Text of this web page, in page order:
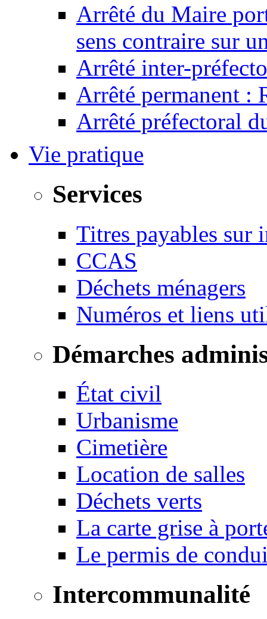
Arrêté du Maire
sens contraire sur
Arrêté inter-
Arrêté permanent :
Arrêté préfectoral
Vie pratique
Services
Titres payables sur
CCAS
Déchets ménagers
Numéros et liens
Démarches
État civil
Urbanisme
Cimetière
Location de salles
Déchets verts
La carte grise à
Le permis de
Intercommunalité